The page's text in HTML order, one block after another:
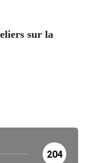
sur la
204